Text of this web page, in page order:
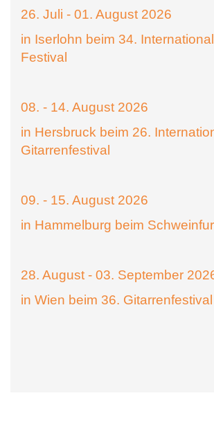
26. Juli - 01. August 2026
in Iserlohn beim 34.
Festival
08. - 14. August 2026
in Hersbruck beim 26.
Gitarrenfestival
09. - 15. August 2026
in Hammelburg beim
28. August - 03. September
in Wien beim 36. Gitarrenfestival